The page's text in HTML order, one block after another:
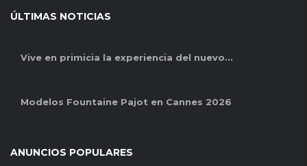
ÚLTIMAS NOTICIAS
Vive en primicia la experiencia del nuevo...
Modelos Fountaine Pajot en Cannes 2026
ANUNCIOS POPULARES